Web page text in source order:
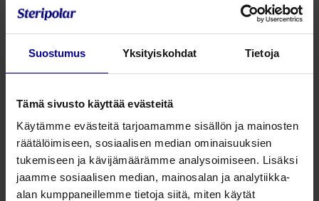
Suostumus Yksityiskohdat Tietoja
Tämä sivusto käyttää evästeitä
Käytämme evästeitä tarjoamamme sisällön ja mainosten
räätälöimiseen, sosiaalisen median ominaisuuksien
tukemiseen ja kävijämäärämme analysoimiseen. Lisäksi
jaamme sosiaalisen median, mainosalan ja analytiikka-
alan kumppaneillemme tietoja siitä, miten käytät
Facebook
Twitter
Pediatrinen digitaalinen
Tuotenumero: 2150
Pienten potilaiden hoito on huomattavasti helpompaa juuri
tähän tarkoitukseen suunnitelluilla välineillä. Pediatriset
välineet ja lisävarusteet ovat kooltaan pienemmät ja
eläinaiheet sopivat erinomaisesti tutkimusvälineiksi lapsille